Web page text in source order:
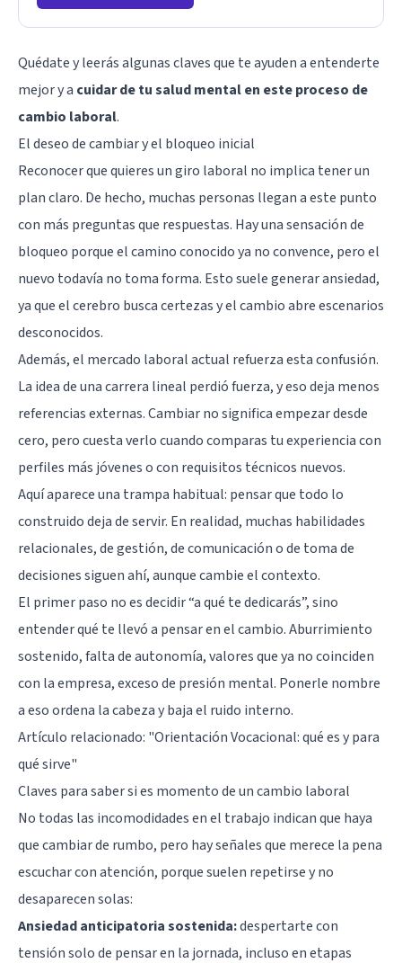
Quédate y leerás algunas claves que te ayuden a entenderte
mejor y a cuidar de tu salud mental en este proceso de
cambio laboral.
El deseo de cambiar y el bloqueo inicial
Reconocer que quieres un giro laboral no implica tener un
plan claro. De hecho, muchas personas llegan a este punto
con más preguntas que respuestas. Hay una sensación de
bloqueo porque el camino conocido ya no convence, pero el
nuevo todavía no toma forma. Esto suele generar ansiedad,
ya que el cerebro busca certezas y el cambio abre escenarios
desconocidos.
Además, el mercado laboral actual refuerza esta confusión.
La idea de una carrera lineal perdió fuerza, y eso deja menos
referencias externas. Cambiar no significa empezar desde
cero, pero cuesta verlo cuando comparas tu experiencia con
perfiles más jóvenes o con requisitos técnicos nuevos.
Aquí aparece una trampa habitual: pensar que todo lo
construido deja de servir. En realidad, muchas habilidades
relacionales, de gestión, de comunicación o de toma de
decisiones siguen ahí, aunque cambie el contexto.
El primer paso no es decidir “a qué te dedicarás”, sino
entender qué te llevó a pensar en el cambio. Aburrimiento
sostenido, falta de autonomía, valores que ya no coinciden
con la empresa, exceso de presión mental. Ponerle nombre
a eso ordena la cabeza y baja el ruido interno.
Artículo relacionado: "Orientación Vocacional: qué es y para
qué sirve"
Claves para saber si es momento de un cambio laboral
No todas las incomodidades en el trabajo indican que haya
que cambiar de rumbo, pero hay señales que merece la pena
escuchar con atención, porque suelen repetirse y no
desaparecen solas:
Ansiedad anticipatoria sostenida:despertarte con
tensión solo de pensar en la jornada, incluso en etapas